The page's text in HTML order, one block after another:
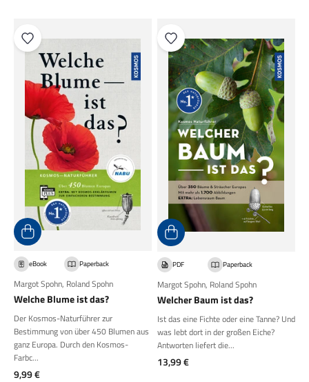
eBook Paperback
Margot Spohn, Roland Spohn
Welche Blume ist das?
Der Kosmos-Naturführer zur
Bestimmung von über 450 Blumen aus
ganz Europa. Durch den Kosmos-
Farbc...
Angebot
9,99 €
PDF Paperback
Margot Spohn, Roland Spohn
Welcher Baum ist das?
Ist das eine Fichte oder eine Tanne? Und
was lebt dort in der großen Eiche?
Antworten liefert die...
Angebot
13,99 €